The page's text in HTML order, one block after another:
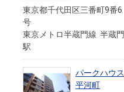
東京都千代田区三番町9番6
号
東京メトロ半蔵門線 半蔵門
駅
パークハウス
平河町